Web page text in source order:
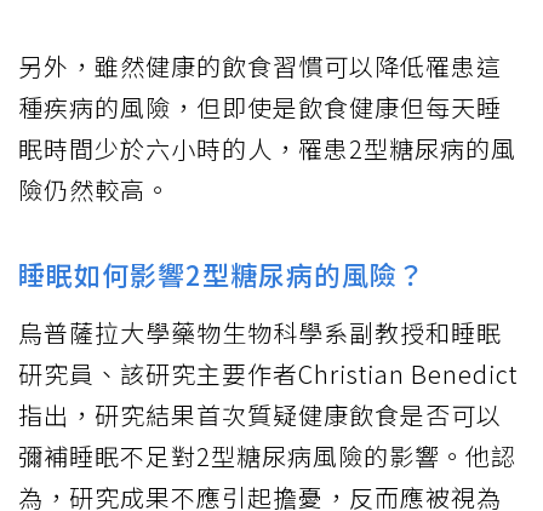
另外，雖然健康的飲食習慣可以降低罹患這
種疾病的風險，但即使是飲食健康但每天睡
眠時間少於六小時的人，罹患2型糖尿病的風
險仍然較高。
睡眠如何影響2型糖尿病的風險？
烏普薩拉大學藥物生物科學系副教授和睡眠
研究員、該研究主要作者Christian Benedict
指出，研究結果首次質疑健康飲食是否可以
彌補睡眠不足對2型糖尿病風險的影響。他認
為，研究成果不應引起擔憂，反而應被視為